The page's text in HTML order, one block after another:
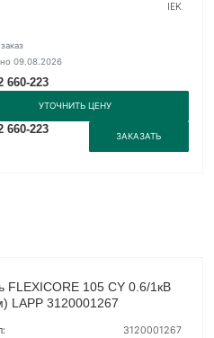
IEK
09.08.2026
660-223
УТОЧНИТЬ ЦЕНУ
660-223
ЗАКАЗАТЬ
FLEXICORE 105 CY 0.6/1кВ
LAPP 3120001267
3120001267